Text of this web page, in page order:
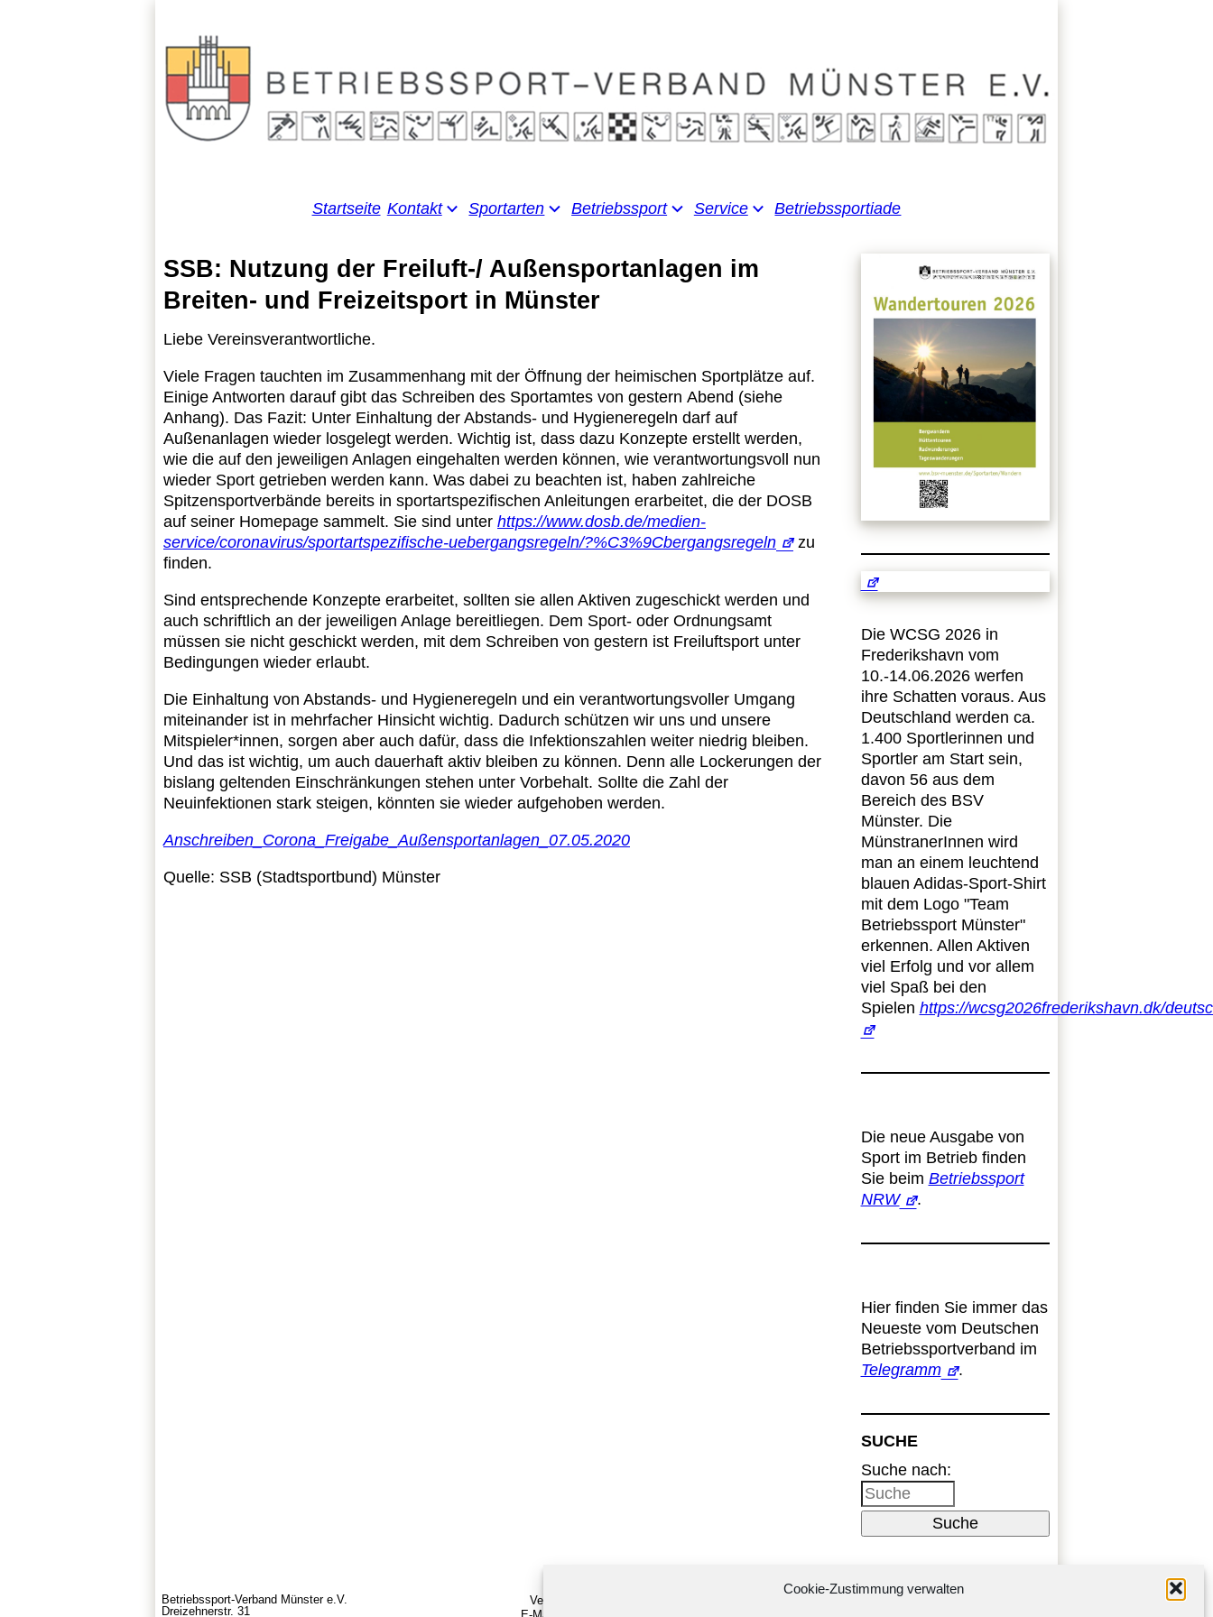
Cookie-Zustimmung verwalten
Startseite Kontakt Sportarten Betriebssport Service Betriebssportiade
SSB: Nutzung der Freiluft-/ Außensportanlagen im
Breiten- und Freizeitsport in Münster
Liebe Vereinsverantwortliche.
Viele Fragen tauchten im Zusammenhang mit der Öffnung der heimischen Sportplätze auf.
Einige Antworten darauf gibt das Schreiben des Sportamtes von gestern Abend (siehe
Anhang). Das Fazit: Unter Einhaltung der Abstands- und Hygieneregeln darf auf
Außenanlagen wieder losgelegt werden. Wichtig ist, dass dazu Konzepte erstellt werden,
wie die auf den jeweiligen Anlagen eingehalten werden können, wie verantwortungsvoll nun
wieder Sport getrieben werden kann. Was dabei zu beachten ist, haben zahlreiche
Spitzensportverbände bereits in sportartspezifischen Anleitungen erarbeitet, die der DOSB
auf seiner Homepage sammelt. Sie sind unter https://www.dosb.de/medien-
service/coronavirus/sportartspezifische-uebergangsregeln/?%C3%9Cbergangsregeln
zu
finden.
Sind entsprechende Konzepte erarbeitet, sollten sie allen Aktiven zugeschickt werden und
auch schriftlich an der jeweiligen Anlage bereitliegen. Dem Sport- oder Ordnungsamt
müssen sie nicht geschickt werden, mit dem Schreiben von gestern ist Freiluftsport unter
Bedingungen wieder erlaubt.
Die Einhaltung von Abstands- und Hygieneregeln und ein verantwortungsvoller Umgang
miteinander ist in mehrfacher Hinsicht wichtig. Dadurch schützen wir uns und unsere
Mitspieler*innen, sorgen aber auch dafür, dass die Infektionszahlen weiter niedrig bleiben.
Und das ist wichtig, um auch dauerhaft aktiv bleiben zu können. Denn alle Lockerungen der
bislang geltenden Einschränkungen stehen unter Vorbehalt. Sollte die Zahl der
Neuinfektionen stark steigen, könnten sie wieder aufgehoben werden.
Anschreiben_Corona_Freigabe_Außensportanlagen_07.05.2020
Quelle: SSB (Stadtsportbund) Münster
Die WCSG 2026 in
Frederikshavn vom
10.-14.06.2026 werfen
ihre Schatten voraus. Aus
Deutschland werden ca.
1.400 Sportlerinnen und
Sportler am Start sein,
davon 56 aus dem
Bereich des BSV
Münster. Die
MünstranerInnen wird
man an einem leuchtend
blauen Adidas-Sport-Shirt
mit dem Logo "Team
Betriebssport Münster"
erkennen. Allen Aktiven
viel Erfolg und vor allem
viel Spaß bei den
Spielen https://wcsg2026frederikshavn.dk/
Die neue Ausgabe von
Sport im Betrieb finden
Sie beim Betriebssport
NRW
.
Hier finden Sie immer das
Neueste vom Deutschen
Betriebssportverband im
Telegramm
.
SUCHE
Suche nach:
Suche
Betriebssport-Verband Münster e.V.
Dreizehnerstr. 31
Vertreten durch den